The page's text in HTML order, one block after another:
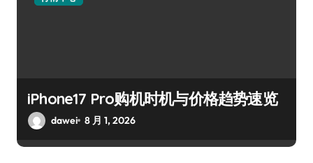
iPhone17 Pro购机时机与价格趋势速览
dawei 8 月 1, 2026